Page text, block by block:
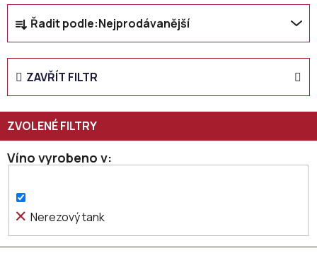
Ř
a
z
n
p
r
o
u
t
ů
Řadit podle:Nejprodávanější
ZAVŘÍT FILTR
Víno vyrobeno v
Nerezový tank